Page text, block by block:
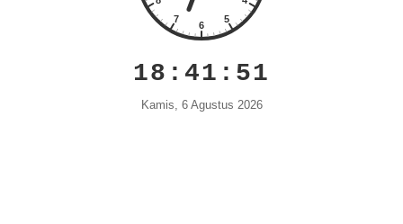
18:41:52
Kamis, 6 Agustus 2026